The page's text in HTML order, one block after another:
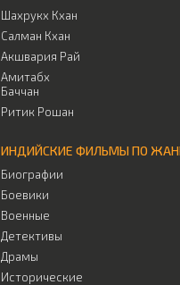
Шахрукх Кхан
Салман Кхан
Акшвария Рай
Амитабх
Баччан
Ритик Рошан
ИНДИЙСКИЕ ФИЛЬМЫ ПО
Биографии
Боевики
Военные
Детективы
Драмы
Исторические